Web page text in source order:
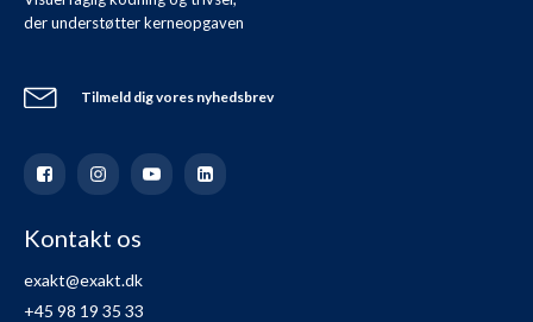
der understøtter kerneopgaven
Tilmeld dig vores nyhedsbrev
Kontakt os
exakt@exakt.dk
+45 98 19 35 33